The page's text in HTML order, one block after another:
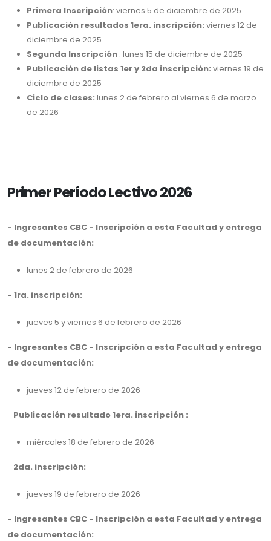
Primera Inscripción: viernes 5 de diciembre de 2025
Publicación resultados 1era. inscripción: viernes 12 de
diciembre de 2025
Segunda Inscripción : lunes 15 de diciembre de 2025
Publicación de listas 1er y 2da inscripción: viernes 19 de
diciembre de 2025
Ciclo de clases: lunes 2 de febrero al viernes 6 de marzo
de 2026
Primer Período Lectivo 2026
- Ingresantes CBC - Inscripción a esta Facultad y entrega
de documentación:
lunes 2 de febrero de 2026
- 1ra. inscripción:
jueves 5 y viernes 6 de febrero de 2026
- Ingresantes CBC - Inscripción a esta Facultad y entrega
de documentación:
jueves 12 de febrero de 2026
- Publicación resultado 1era. inscripción :
miércoles 18 de febrero de 2026
- 2da. inscripción:
jueves 19 de febrero de 2026
- Ingresantes CBC - Inscripción a esta Facultad y entrega
de documentación: